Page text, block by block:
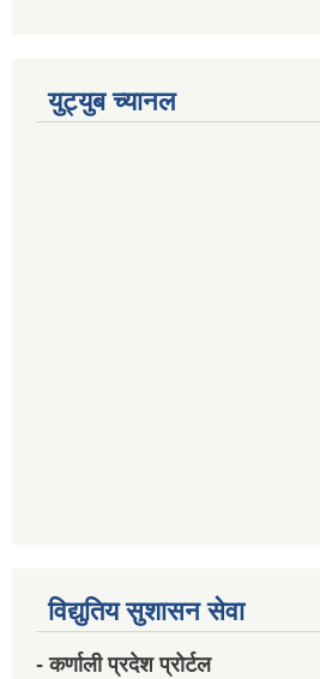
युट्युब च्यानल
विद्युतिय सुशासन सेवा
- कर्णाली प्रदेश प्रोर्टल